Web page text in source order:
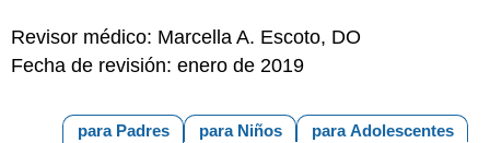
Revisor médico: Marcella A. Escoto, DO
Fecha de revisión: enero de 2019
para Adolescentes
para Niños
para Padres